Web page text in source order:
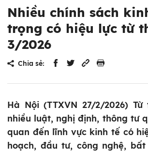
Nhiều chính sách
trọng có hiệu lực từ
3/2026
Chia sẻ:
Hà Nội (TTXVN 27/2/2026) Từ
nhiều luật, nghị định, thông tư
quan đến lĩnh vực kinh tế có
hoạch, đầu tư, công nghệ,